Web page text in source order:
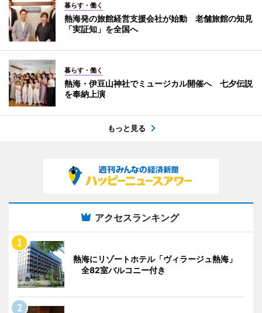
暮らす・働く
熱海発の旅館経営支援会社が始動 老舗旅館の知見
「実証知」を全国へ
暮らす・働く
熱海・伊豆山神社でミュージカル開催へ 七夕伝説
を奉納上演
もっと見る
アクセスランキング
熱海にリゾートホテル「ヴィラージュ熱海」
全82室バルコニー付き